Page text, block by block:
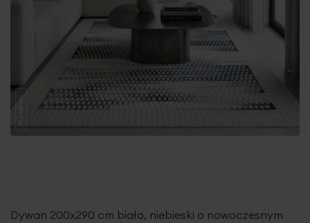
Dywan 200x290 cm biało, niebieski o nowoczesnym